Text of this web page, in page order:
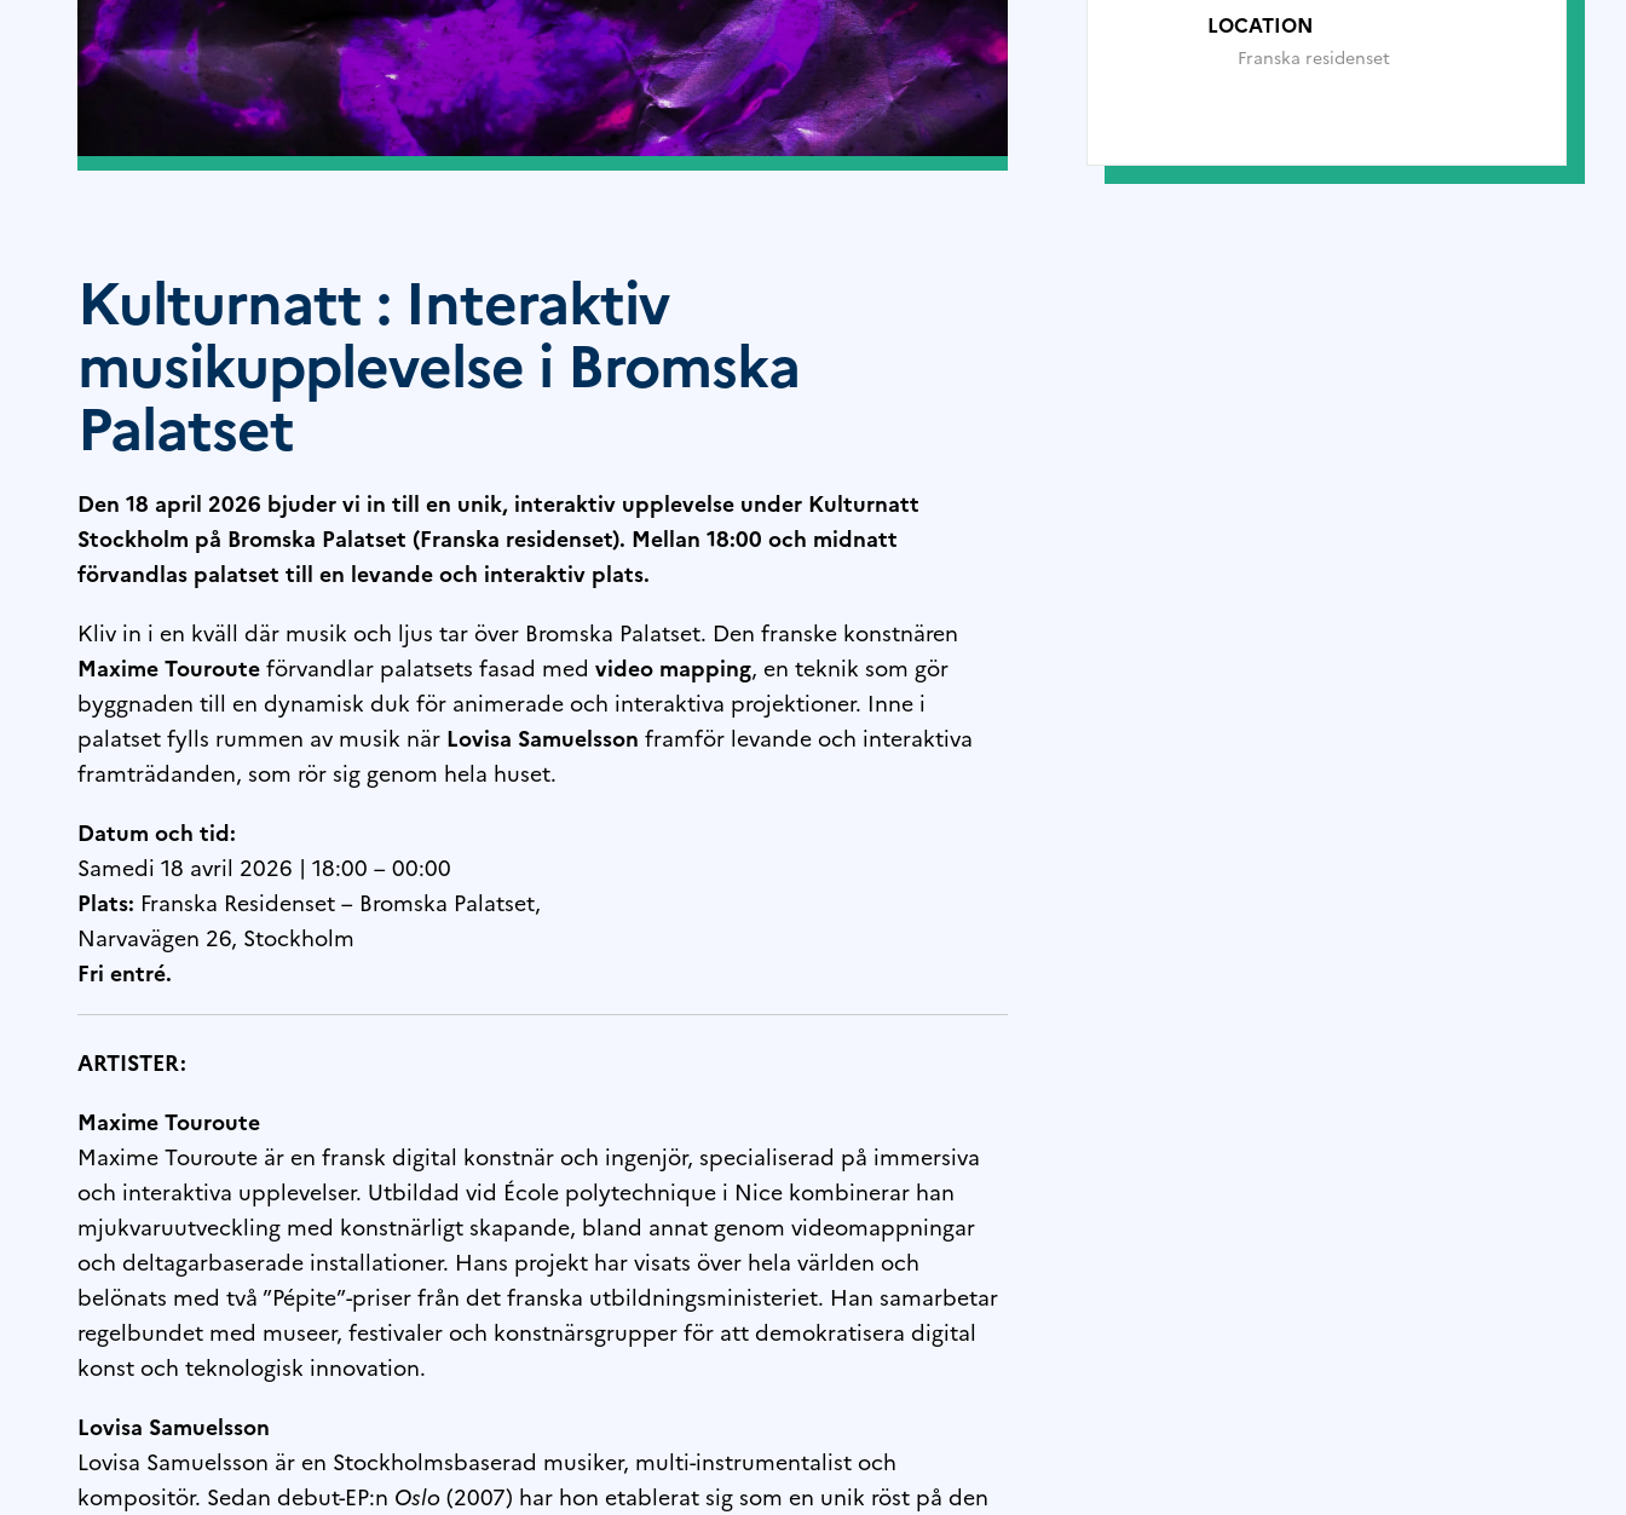
Kulturnatt : Interaktiv
musikupplevelse i Bromska
Palatset
Den 18 april 2026 bjuder vi in till en unik, interaktiv upplevelse under Kulturnatt
Stockholm på Bromska Palatset (Franska residenset). Mellan 18:00 och midnatt
förvandlas palatset till en levande och interaktiv plats.
Kliv in i en kväll där musik och ljus tar över Bromska Palatset. Den franske konstnären
Maxime Touroute förvandlar palatsets fasad medvideo mapping, en teknik som gör
byggnaden till en dynamisk duk för animerade och interaktiva projektioner. Inne i
palatset fylls rummen av musik när Lovisa Samuelsson framför levande och interaktiva
framträdanden, som rör sig genom hela huset.
Datum och tid:
Samedi 18 avril 2026 | 18:00 – 00:00
Plats: Franska Residenset – Bromska Palatset,
Narvavägen 26, Stockholm
Fri entré.
ARTISTER:
Maxime Touroute
Maxime Touroute är en fransk digital konstnär och ingenjör, specialiserad på immersiva
och interaktiva upplevelser. Utbildad vid École polytechnique i Nice kombinerar han
mjukvaruutveckling med konstnärligt skapande, bland annat genom videomappningar
och deltagarbaserade installationer. Hans projekt har visats över hela världen och
belönats med två ”Pépite”-priser från det franska utbildningsministeriet. Han samarbetar
regelbundet med museer, festivaler och konstnärsgrupper för att demokratisera digital
konst och teknologisk innovation.
Lovisa Samuelsson
Lovisa Samuelsson är en Stockholmsbaserad musiker, multi-instrumentalist och
kompositör. Sedan debut-EP:n Oslo (2007) har hon etablerat sig som en unik röst på den
LOCATION
Franska residenset